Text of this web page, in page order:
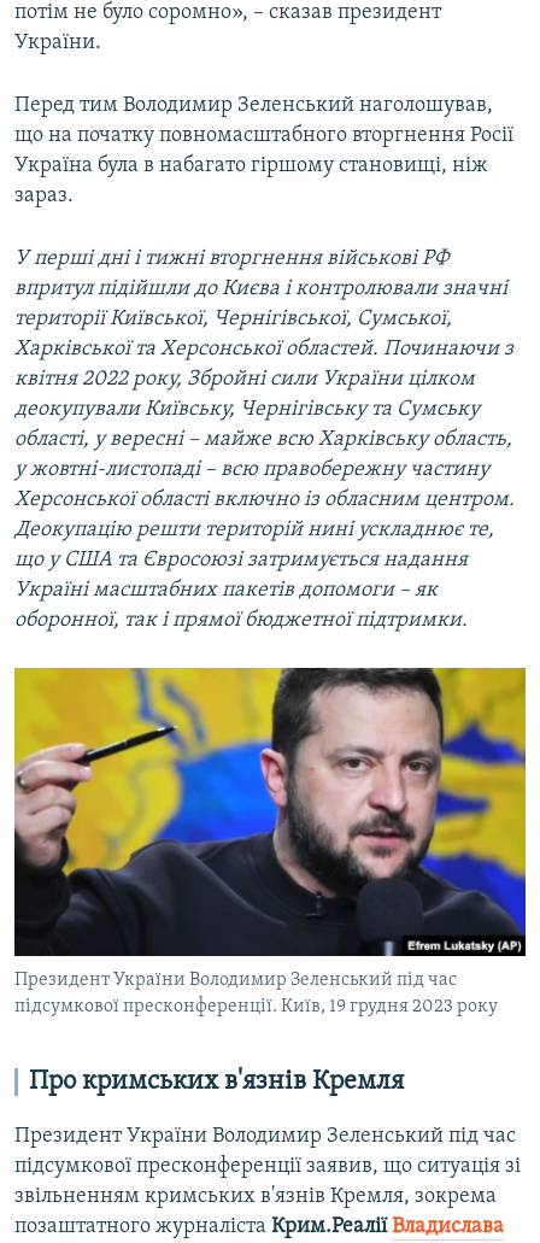
потім не було соромно», – сказав президент
України.
Перед тим Володимир Зеленський наголошував,
що на початку повномасштабного вторгнення Росії
Україна була в набагато гіршому становищі, ніж
зараз.
У перші дні і тижні вторгнення військові РФ
впритул підійшли до Києва і контролювали значні
території Київської, Чернігівської, Сумської,
Харківської та Херсонської областей. Починаючи з
квітня 2022 року, Збройні сили України цілком
деокупували Київську, Чернігівську та Сумську
області, у вересні – майже всю Харківську область,
у жовтні-листопаді – всю правобережну частину
Херсонської області включно із обласним центром.
Деокупацію решти територій нині ускладнює те,
що у США та Євросоюзі затримується надання
Україні масштабних пакетів допомоги – як
оборонної, так і прямої бюджетної підтримки.
Президент України Володимир Зеленський під час
підсумкової пресконференції. Київ, 19 грудня 2023 року
Про кримських в'язнів Кремля
Президент України Володимир Зеленський під час
підсумкової пресконференції заявив, що ситуація зі
звільненням кримських в'язнів Кремля, зокрема
позаштатного журналіста Крим.РеаліїВладислава